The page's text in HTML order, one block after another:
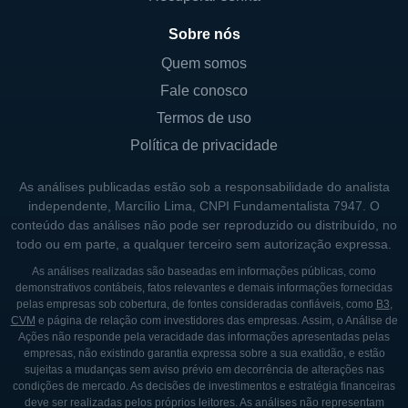
de suas políticas de desenvolvimento
industrial e investimento em infraestrutura,
impactando indiretamente o desempenho
quando, em 1901, o imigrante alemão Jorge
Gerdau Johannpeter fundou a primeira usina
de ferro em Porto Alegre. Desde então, a
empresa passou por uma série de
aquisições e expansões estratégicas,
sempre adaptando-se às demandas do
mercado e investindo em tecnologias
modernas.
Na década de 1990, a Gerdau já se
Sobre nós
Quem somos
Fale conosco
Termos de uso
Política de privacidade
As análises publicadas estão sob a responsabilidade do analista
independente, Marcílio Lima, CNPI Fundamentalista 7947. O
conteúdo das análises não pode ser reproduzido ou distribuído, no
todo ou em parte, a qualquer terceiro sem autorização expressa.
As análises realizadas são baseadas em informações públicas, como
demonstrativos contábeis, fatos relevantes e demais informações fornecidas
pelas empresas sob cobertura, de fontes consideradas confiáveis, como B3,
CVM e página de relação com investidores das empresas. Assim, o Análise de
Ações não responde pela veracidade das informações apresentadas pelas
empresas, não existindo garantia expressa sobre a sua exatidão, e estão
sujeitas a mudanças sem aviso prévio em decorrência de alterações nas
condições de mercado. As decisões de investimentos e estratégia financeiras
deve ser realizadas pelos próprios leitores. As análises não representam